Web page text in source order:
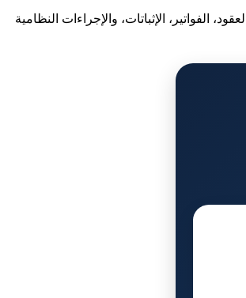
الفواتير، الإثباتات، والإجراءات النظامية